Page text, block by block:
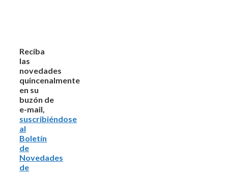
Reciba
las
novedades
quincenalmente
en su
buzón de
e-mail,
suscribiéndose
al
Boletín
de
Novedades
de